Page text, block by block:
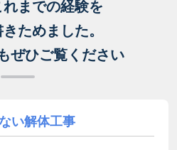
までの経験を
ためました。
ぜひご覧ください
い解体工事